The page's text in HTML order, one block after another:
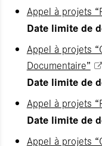
Appel à projets
Date limite de
Appel à projets
Documentaire”
Date limite de
Appel à projets
Date limite de
Appel à projets